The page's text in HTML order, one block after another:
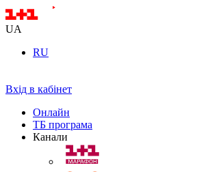
UA
RU
Вхід в кабінет
Онлайн
ТБ програма
Канали